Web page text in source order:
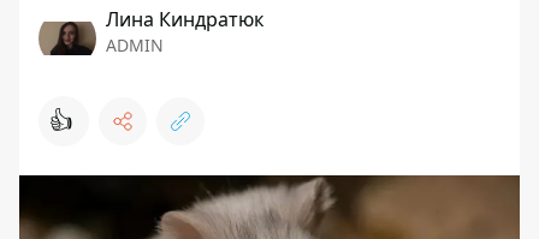
Лина Киндратюк
ADMIN
👍